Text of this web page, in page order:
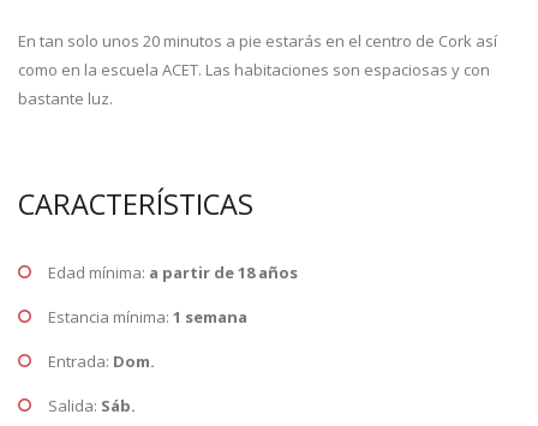
En tan solo unos 20 minutos a pie estarás en el centro de Cork así
como en la escuela ACET. Las habitaciones son espaciosas y con
bastante luz.
CARACTERÍSTICAS
Edad mínima: a partir de 18 años
Estancia mínima: 1 semana
Entrada: Dom.
Salida: Sáb.